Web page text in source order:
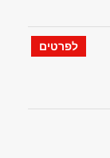
לפרטים